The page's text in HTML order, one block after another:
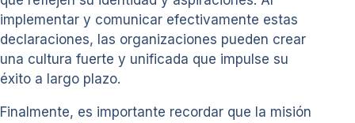
implementar y comunicar efectivamente estas
declaraciones, las organizaciones pueden crear
una cultura fuerte y unificada que impulse su
éxito a largo plazo.
Finalmente, es importante recordar que la misión